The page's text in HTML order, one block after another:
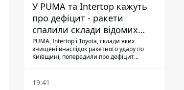
У PUMA та Intertop кажуть
про дефіцит - ракети
спалили склади відомих
брендів
PUMA, Intertop і Toyota, склади яких
знищені внаслідок ракетного удару по
Київщині, попередили про дефіцит
19:41